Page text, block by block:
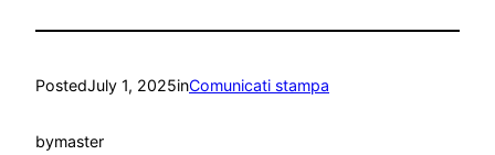
PostedJuly 1, 2025inComunicati stampa
bymaster